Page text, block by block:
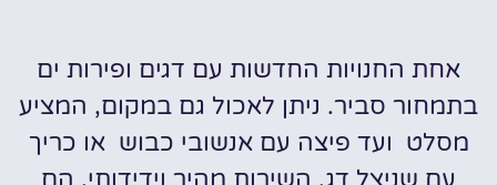
אחת החנויות החדשות עם דגים ופירות ים
בתמחור סביר. ניתן לאכול גם במקום, המציע
מסלט ועד פיצה עם אנשובי כבוש או כריך